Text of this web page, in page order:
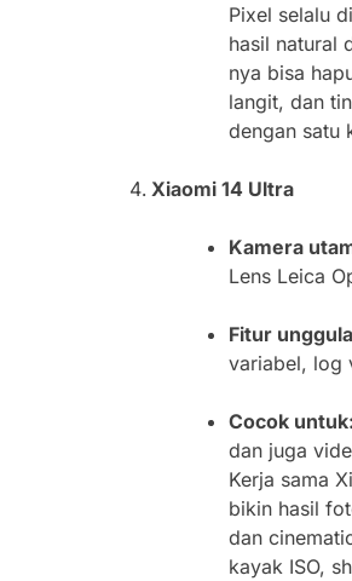
Pixel selalu
hasil natural
nya bisa
langit, dan
dengan satu
Xiaomi 14 Ultra
Kamera
Lens Leica
Fitur
variabel, log
Cocok untuk:
dan juga
Kerja sama
bikin hasil
dan
kayak ISO,